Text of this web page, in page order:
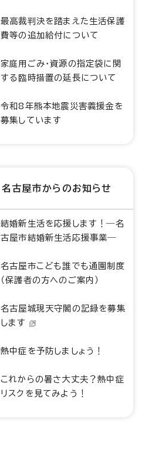
最高裁判決を踏まえた生活保護
費等の追加給付について
家庭用ごみ・資源の指定袋に関
する臨時措置の延長について
令和8年熊本地震災害義援金を
募集しています
名古屋市からのお知らせ
結婚新生活を応援します！―名
古屋市結婚新生活応援事業―
名古屋市こども誰でも通園制度
（保護者の方へのご案内）
名古屋城現天守閣の記録を募集
します
熱中症を予防しましょう！
これからの暑さ大丈夫？熱中症
リスクを見てみよう！